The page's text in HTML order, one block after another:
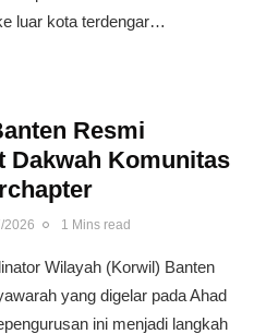
luar kota terdengar…
Resmi
Dakwah Komunitas
2026 1 Mins read
Wilayah (Korwil) Banten
yang digelar pada Ahad
ini menjadi langkah